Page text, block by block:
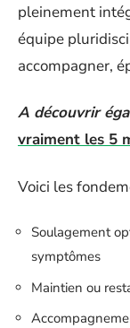
pleinement
équipe
accompagner,
A découvrir
vraiment les 5
Voici les
Soulagement
symptômes
Maintien ou